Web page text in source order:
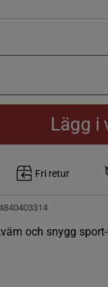
Lägg i
Fri retur
och snygg